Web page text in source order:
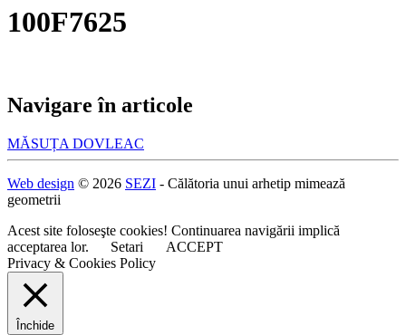
100F7625
Navigare în articole
MĂSUȚA DOVLEAC
Web design © 2026 SEZI - Călătoria unui arhetip mimează
geometrii
Acest site foloseşte cookies! Continuarea navigării implică
acceptarea lor.
Setari
ACCEPT
Privacy & Cookies Policy
Închide